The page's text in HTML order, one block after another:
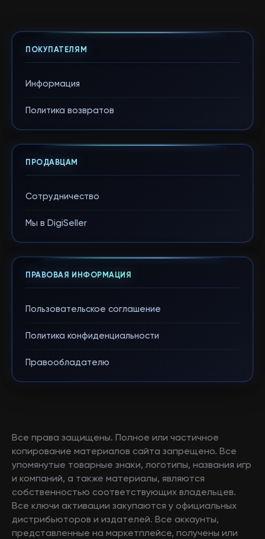
ПОКУПАТЕЛЯМ
Информация
Политика возвратов
ПРОДАВЦАМ
Сотрудничество
Мы в DigiSeller
ПРАВОВАЯ ИНФОРМАЦИЯ
Пользовательское соглашение
Политика конфиденциальности
Правообладателю
Все права защищены. Полное или частичное
копирование материалов сайта запрещено. Все
упомянутые товарные знаки, логотипы, названия игр
и компаний, а также материалы, являются
собственностью соответствующих владельцев.
Все ключи активации закупаются у официальных
дистрибьюторов и издателей. Все аккаунты,
представленные на маркетплейсе, получены или